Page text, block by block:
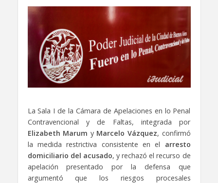
La Sala I de la Cámara de Apelaciones en lo Penal
Contravencional y de Faltas, integrada por
Elizabeth Marum y Marcelo Vázquez, confirmó
la medida restrictiva consistente en el arresto
domiciliario del acusado, y rechazó el recurso de
apelación presentado por la defensa que
argumentó que los riesgos procesales